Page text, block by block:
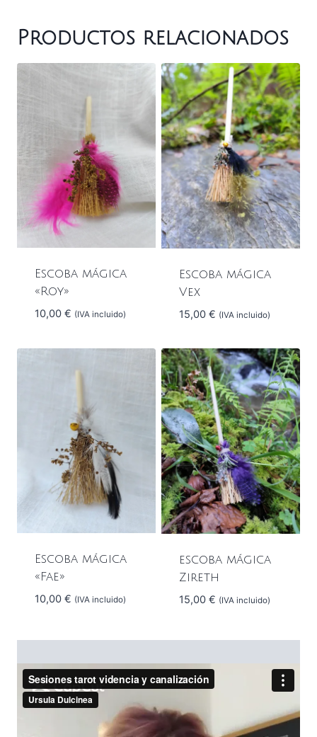
Productos relacionados
Escoba mágica
«Roy»
10,00 € (IVA incluido)
Escoba mágica
Vex
15,00 € (IVA incluido)
Escoba mágica
«Fae»
10,00 € (IVA incluido)
escoba mágica
Zireth
15,00 € (IVA incluido)